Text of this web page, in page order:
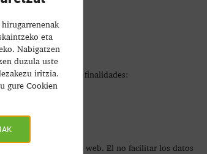
para las siguientes finalidades:
ofrecidos en la web. El no facilitar los datos
eta
Nabigatzen
duzula uste
iritzia.
gure Cookien